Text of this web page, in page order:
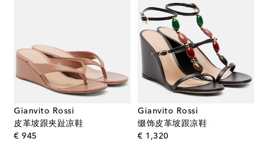
Gianvito Rossi
皮革坡跟夹趾凉鞋
€ 945original price
Gianvito Rossi
缀饰皮革坡跟凉鞋
€ 1,320original price